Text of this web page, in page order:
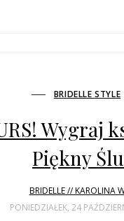
BRIDELLE STYLE
Wygraj
Piękny
BRIDELLE // KAROLINA
PONIEDZIAŁEK, 24